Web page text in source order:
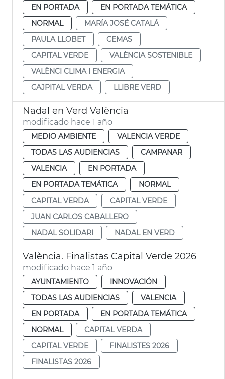
EN PORTADA
EN PORTADA TEMÁTICA
NORMAL
MARÍA JOSÉ CATALÁ
PAULA LLOBET
CEMAS
CAPITAL VERDE
VALÈNCIA SOSTENIBLE
VALÈNCI CLIMA I ENERGIA
CAJPITAL VERDA
LLIBRE VERD
Nadal en Verd València
modificado hace 1 año
MEDIO AMBIENTE
VALENCIA VERDE
TODAS LAS AUDIENCIAS
CAMPANAR
VALENCIA
EN PORTADA
EN PORTADA TEMÁTICA
NORMAL
CAPITAL VERDA
CAPITAL VERDE
JUAN CARLOS CABALLERO
NADAL SOLIDARI
NADAL EN VERD
València. Finalistas Capital Verde 2026
modificado hace 1 año
AYUNTAMIENTO
INNOVACIÓN
TODAS LAS AUDIENCIAS
VALENCIA
EN PORTADA
EN PORTADA TEMÁTICA
NORMAL
CAPITAL VERDA
CAPITAL VERDE
FINALISTES 2026
FINALISTAS 2026